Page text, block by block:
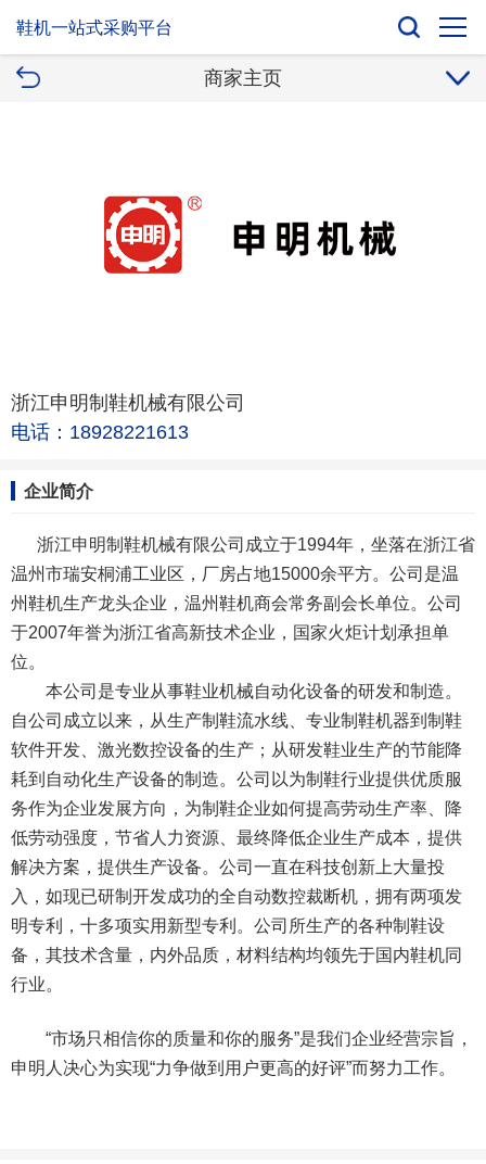
鞋机一站式采购平台
商家主页
浙江申明制鞋机械有限公司
电话：18928221613
企业简介
浙江申明制鞋机械有限公司成立于1994年，坐落在浙江省
温州市瑞安桐浦工业区，厂房占地15000余平方。公司是温
州鞋机生产龙头企业，温州鞋机商会常务副会长单位。公司
于2007年誉为浙江省高新技术企业，国家火炬计划承担单
位。
本公司是专业从事鞋业机械自动化设备的研发和制造。
自公司成立以来，从生产制鞋流水线、专业制鞋机器到制鞋
软件开发、激光数控设备的生产；从研发鞋业生产的节能降
耗到自动化生产设备的制造。公司以为制鞋行业提供优质服
务作为企业发展方向，为制鞋企业如何提高劳动生产率、降
低劳动强度，节省人力资源、最终降低企业生产成本，提供
解决方案，提供生产设备。公司一直在科技创新上大量投
入，如现已研制开发成功的全自动数控裁断机，拥有两项发
明专利，十多项实用新型专利。公司所生产的各种制鞋设
备，其技术含量，内外品质，材料结构均领先于国内鞋机同
行业。
“市场只相信你的质量和你的服务”是我们企业经营宗旨，
申明人决心为实现“力争做到用户更高的好评”而努力工作。